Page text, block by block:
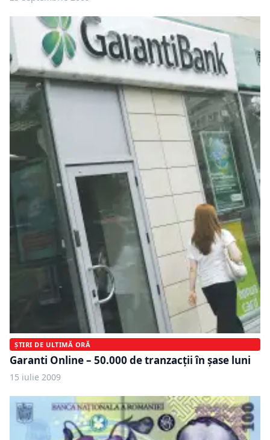
ȘTIRI DE ULTIMĂ ORĂ
Garanti Online – 50.000 de tranzacţii în şase luni
15 iulie 2009